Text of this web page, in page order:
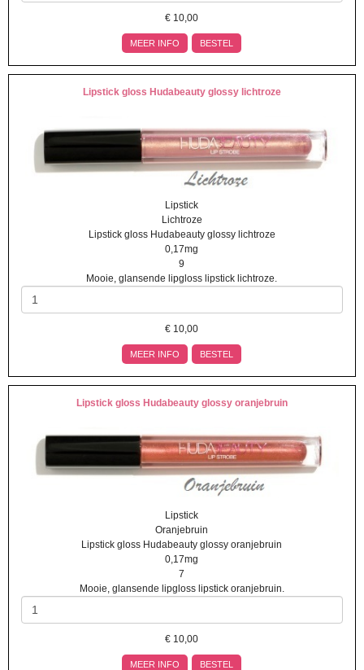
€ 10,00
MEER INFO BESTEL
Lipstick gloss Hudabeauty glossy lichtroze
Lipstick
Lichtroze
Lipstick gloss Hudabeauty glossy lichtroze
0,17mg
9
Mooie, glansende lipgloss lipstick lichtroze.
€ 10,00
MEER INFO BESTEL
Lipstick gloss Hudabeauty glossy oranjebruin
Lipstick
Oranjebruin
Lipstick gloss Hudabeauty glossy oranjebruin
0,17mg
7
Mooie, glansende lipgloss lipstick oranjebruin.
€ 10,00
MEER INFO BESTEL